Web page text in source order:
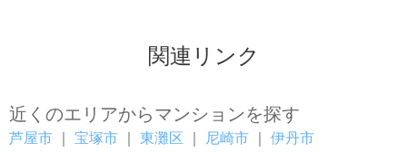
関連リンク
近くのエリアからマンションを探す
芦屋市 宝塚市 東灘区 尼崎市 伊丹市